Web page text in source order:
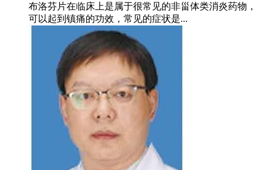
布洛芬片在临床上是属于很常见的非甾体类消炎药物，
可以起到镇痛的功效，常见的症状是...